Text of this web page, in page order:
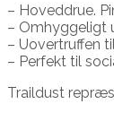
– Hoveddrue.
– Omhyggeligt
– Uovertruffen
– Perfekt til
Traildust